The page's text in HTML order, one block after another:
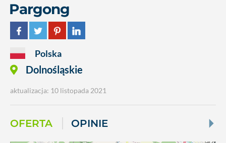
Pargong
Polska
Dolnośląskie
aktualizacja: 10 listopada 2021
OFERTA OPINIE